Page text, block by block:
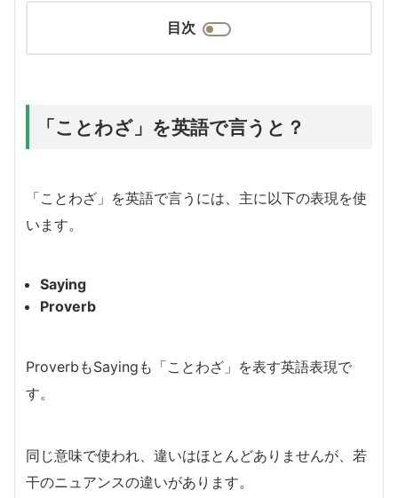
目次
「ことわざ」を英語で言うと？
「ことわざ」を英語で言うには、主に以下の表現を使
います。
Saying
Proverb
ProverbもSayingも「ことわざ」を表す英語表現で
す。
同じ意味で使われ、違いはほとんどありませんが、若
干のニュアンスの違いがあります。